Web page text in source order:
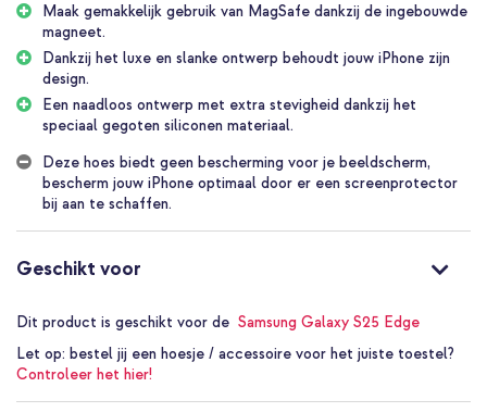
zijn design.
Geschikt voor MagSafe
MagSafe is een techniek waarmee accessoires magnetisch aan je
telefoon gekoppeld worden. Dit product ondersteunt MagSafe
technologie. Dat betekent dat MagSafe producten altijd precies
goed op jouw smartphone klikken. Op deze manier maak je op een
klikt een MagSafe kaarthouder altijd op de perfecte plek op je
telefoon. Ook kun je gebruik maken van een MagSafe powerbank
of MagSafe telefoonhouder.
De Accezz Liquid Silicone Backcover met MagSafe is vervaardigd
jouw toestel. Dit hoesje klik je gemakkelijk vast en zit mooi
aangesloten om jouw telefoon. Dankzij het luxe en slanke ontwerp
behoudt jouw toestel zijn slanke vormgeving.
Op maat gemaakt voor je smartphone
Maak gemakkelijk gebruik van MagSafe dankzij de ingebouwde
magneet.
Dankzij het luxe en slanke ontwerp behoudt jouw iPhone zijn
design.
Een naadloos ontwerp met extra stevigheid dankzij het
speciaal gegoten siliconen materiaal.
Deze hoes biedt geen bescherming voor je beeldscherm,
bescherm jouw iPhone optimaal door er een screenprotector
bij aan te schaffen.
Geschikt voor
Dit product is geschikt voor de Samsung Galaxy S25 Edge
Let op: bestel jij een hoesje / accessoire voor het juiste toestel?
Controleer het hier!